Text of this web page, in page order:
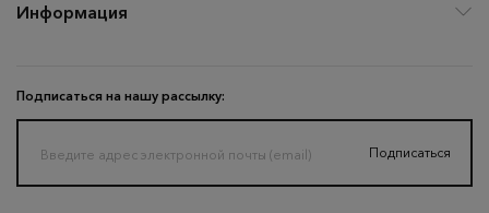
Подписаться на нашу рассылку:
Подписаться
Информация